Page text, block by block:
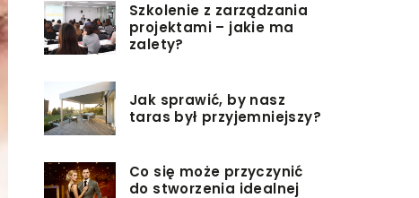
Szkolenie z zarządzania
projektami – jakie ma
zalety?
Jak sprawić, by nasz
taras był przyjemniejszy?
Co się może przyczynić
do stworzenia idealnej